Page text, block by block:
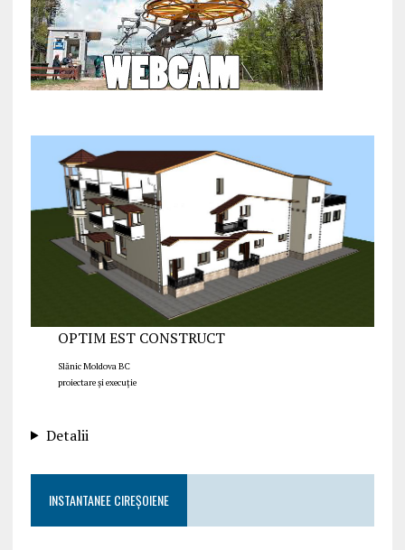
OPTIM EST CONSTRUCT
Slănic Moldova BC
proiectare și execuție
Detalii
INSTANTANEE CIREȘOIENE